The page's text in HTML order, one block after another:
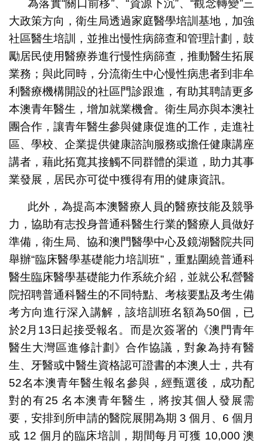
為落實“關口前移”、“資源下沉”、“觀念轉變”三
大政策方向，衛生局透過家庭醫學培訓基地，加強
社區醫生培訓，並推出慢性病篩查和管理計劃，鼓
勵居民使用醫療券進行慢性病篩查，推動醫生拓展
業務；與此同時，分流衛生中心慢性病患者到非牟
利醫療機構開設的社區門診跟進，有助其聘請更多
本澳青年醫生，增加就業機會。衛生局亦與本澳社
團合作，讓青年醫生參與健康促進的工作，走進社
區、學校、企業提供健康諮詢服務或擔任健康講座
講者，藉此拓寬其接觸不同群體的渠道，助力其事
業發展，居民亦可從中獲得有用的健康資訊。
此外，為提高本澳醫療人員的醫療技能及競爭
力，協助有志投身普通科醫生行業的醫療人員做好
準備，衛生局、協和澳門醫學中心及鏡湖醫院共同
舉辦“臨床醫學基礎能力培訓班”，重點圍繞普通科
醫生臨床醫學基礎能力作系統介紹，並就公私營醫
院招聘普通科醫生的不同特點、考核要點及考生備
考方向進行深入講解，該培訓班名額為50個，已
於2月13日起接受報名。而是次簽署的《澳門青年
醫生大灣區進修計劃》合作協議，對象為持有醫
生、牙醫或中醫生資格認可證書的本澳人士，共有
52名本澳青年醫生報名參與，經甄選後，成功配
對的有25 名本澳青年醫生，將按其個人發展需
要，安排到所申請的醫院展開為期 3 個月、6 個月
或 12 個月的臨床培訓，期間每月可獲 10,000 澳